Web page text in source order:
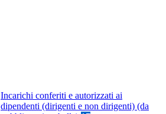
Incarichi conferiti e autorizzati ai
dipendenti (dirigenti e non dirigenti) (da